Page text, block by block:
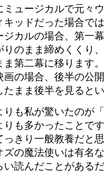
ミュージカルで元々
キッドだった場合で
ジカルの場合、第一
りのまま締めくくり
ま第二幕に移ります。
画の場合、後半の公
たまま後半を見ると
りも私が驚いたのが
りも多かったことです
っきり一般教養だと
ズの魔法使いは有名
い読んだことがあ